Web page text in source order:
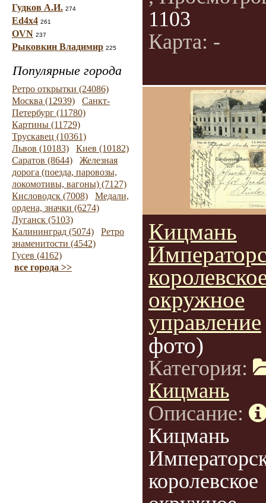
Гудков А.И. 274
Ed4x4 261
OVN 237
Рыковкин Владимир 225
Популярные города
Ретро открытки (24086)
Москва (12939)
Санкт-
Петербург (11780)
Картины (11729)
Трускавец (10361)
Львов (10183)
Киев (10182)
Саратов (8644)
Железная
дорога (поезда, паровозы,
локомотивы, вагоны) (7127)
Кисловодск (7008)
Медали,
ордена, значки (6274)
Луганск (5103)
Калининград (5074)
Ретро
знаменитости (4542)
Гусев (4162)
все города >>
1103
Карта: -
Кицмань
окружное
управление
фото)
Категория:
Кицмань
Описание:
Кицмань
королевское